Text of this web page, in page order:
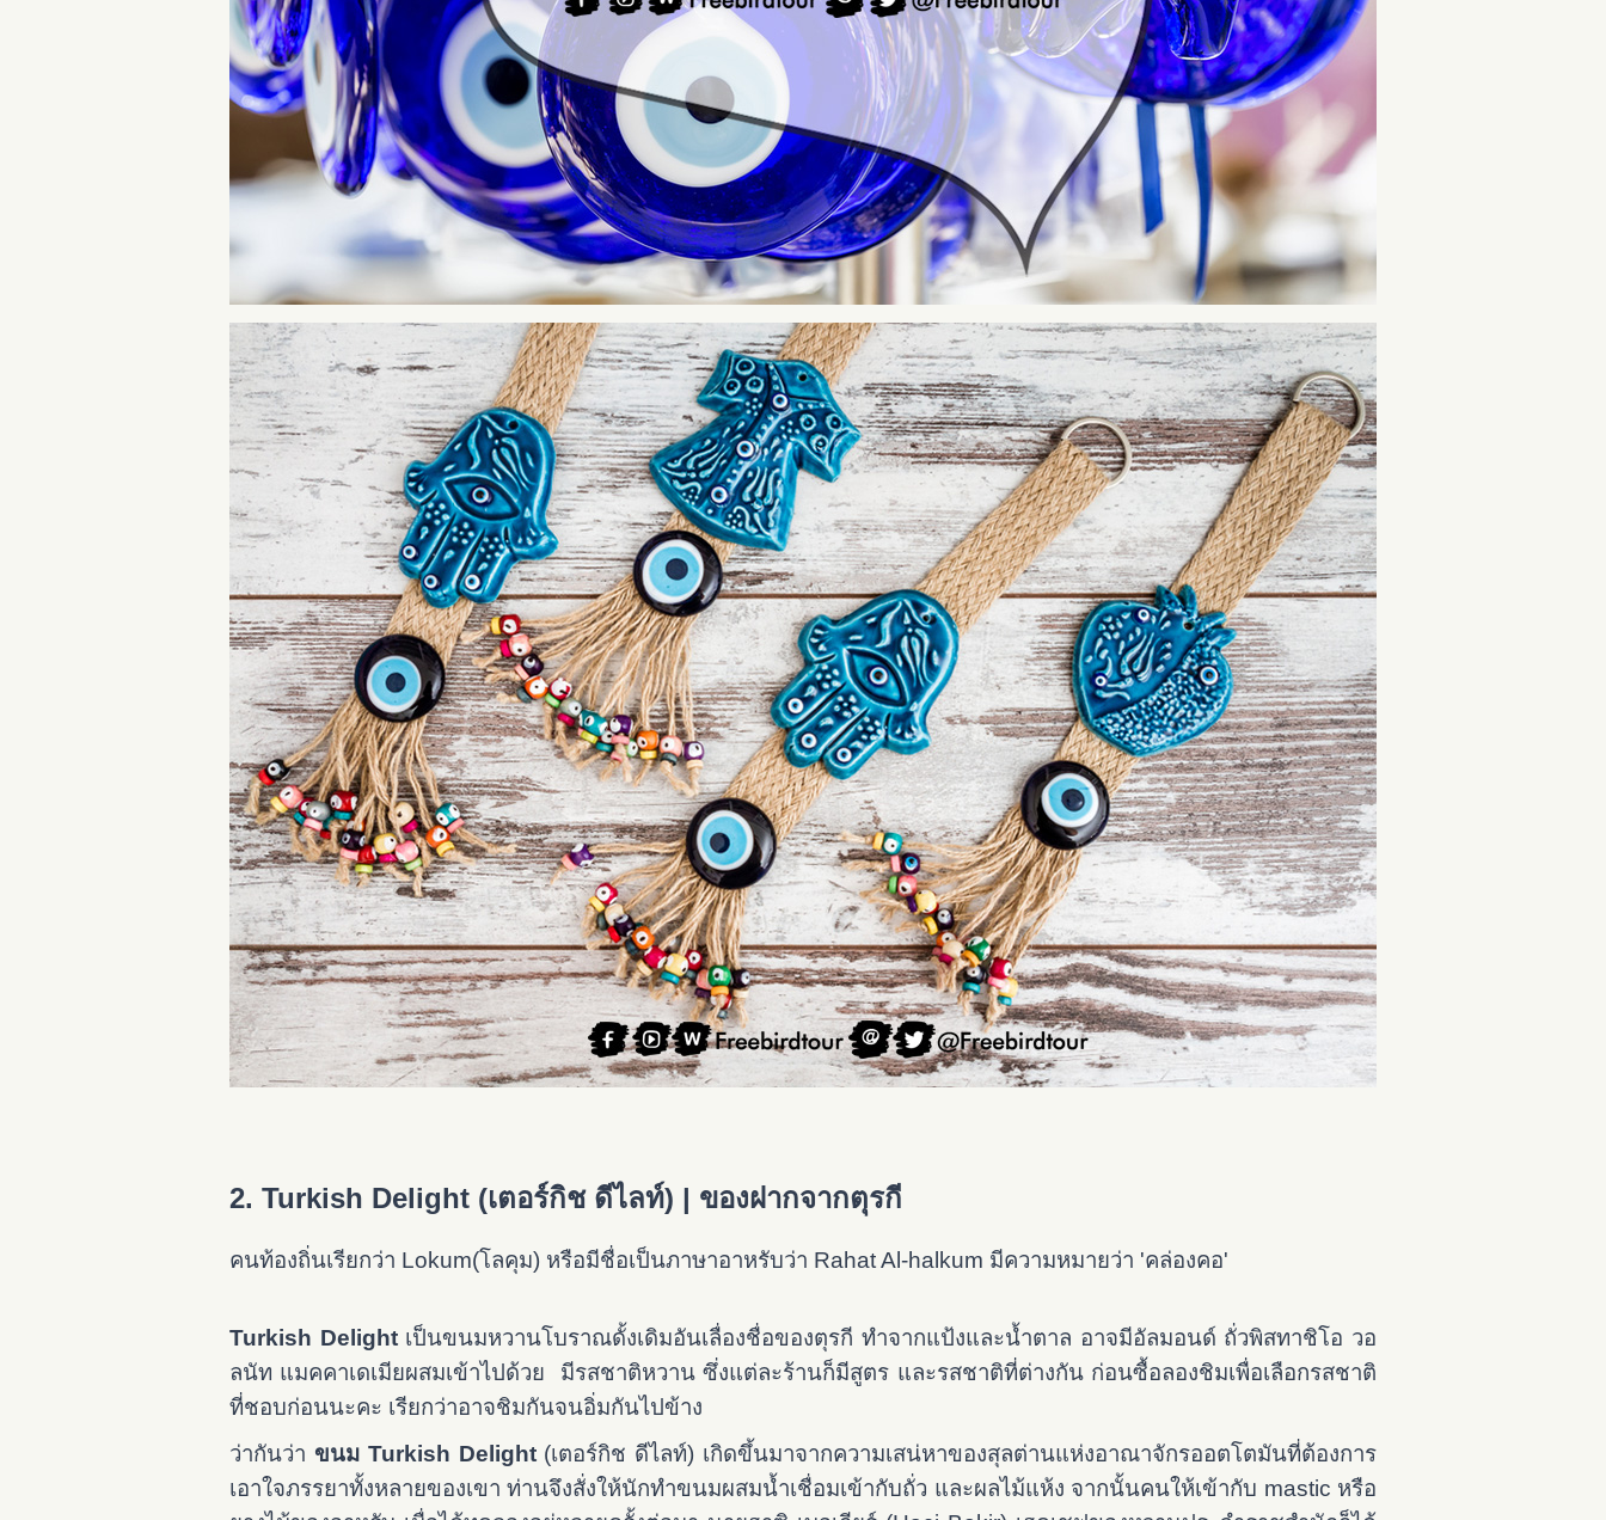
2. Turkish Delight (เตอร์กิช ดีไลท์) | ของฝากจากตุรกี
คนท้องถิ่นเรียกว่า Lokum(โลคุม) หรือมีชื่อเป็นภาษาอาหรับว่า Rahat Al-halkum มีความหมายว่า 'คล่องคอ'
Turkish Delightเป็นขนมหวานโบราณดั้งเดิมอันเลื่องชื่อของตุรกี ทำจากแป้งและน้ำตาล อาจมีอัลมอนด์ ถั่วพิสทาชิโอ วอ
ลนัท แมคคาเดเมียผสมเข้าไปด้วย มีรสชาติหวาน ซึ่งแต่ละร้านก็มีสูตร และรสชาติที่ต่างกัน ก่อนซื้อลองชิมเพื่อเลือกรสชาติ
ที่ชอบก่อนนะคะ เรียกว่าอาจชิมกันจนอิ่มกันไปข้าง
ว่ากันว่า ขนม Turkish Delight (เตอร์กิช ดีไลท์) เกิดขึ้นมาจากความเสน่หาของสุลต่านแห่งอาณาจักรออตโตมันที่ต้องการ
เอาใจภรรยาทั้งหลายของเขา ท่านจึงสั่งให้นักทำขนมผสมน้ำเชื่อมเข้ากับถั่ว และผลไม้แห้ง จากนั้นคนให้เข้ากับ mastic หรือ